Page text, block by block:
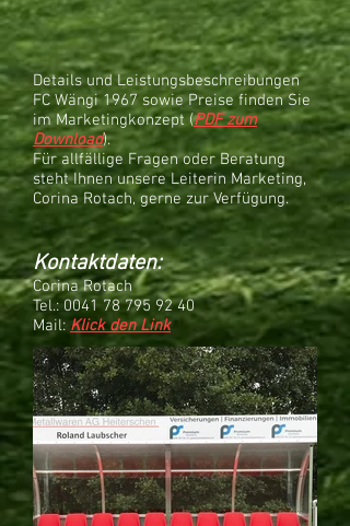
Details und Leistungsbeschreibungen
FC Wängi 1967 sowie Preise finden Sie
im Marketingkonzept (PDF zum
Download).
Für allfällige Fragen oder Beratung
steht Ihnen unsere Leiterin Marketing,
Corina Rotach, gerne zur Verfügung.
Kontaktdaten:
Corina Rotach
Tel.: 0041 78 795 92 40
Mail: Klick den Link